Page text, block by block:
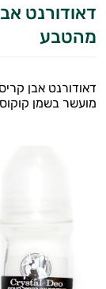
דאודורנט
מהטבע
דאודורנט אבן
מועשר בשמן קוקוס